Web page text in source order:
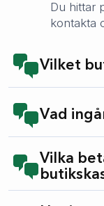
Du hittar
kontakta
Vilket
Vad
Vilka